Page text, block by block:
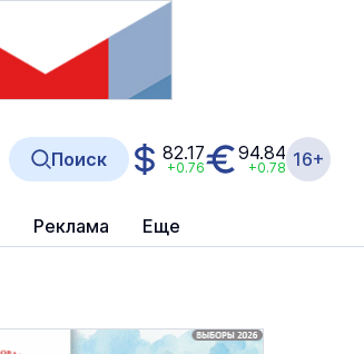
Реклама Еще
Поиск 82.17
+0.76
94.84
+0.78 16+